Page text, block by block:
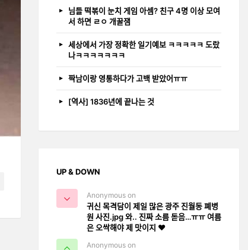
님들 떡볶이 눈치 게임 아셈? 친구 4명 이상 모여
서 하면 ㄹㅇ 개꿀잼
세상에서 가장 정확한 일기예보 ㅋㅋㅋㅋㅋ 도랐
나ㅋㅋㅋㅋㅋㅋㅋ
짝남이랑 영통하다가 고백 받았어ㅠㅠ
[역사] 1836년에 끝나는 것
UP & DOWN
Anonymous on
귀신 목격담이 제일 많은 광주 진월동 폐병
원 사진.jpg 와.. 진짜 소름 돋음…ㅠㅠ 여름
은 오싹해야 제 맛이지 ❤️
Anonymous on